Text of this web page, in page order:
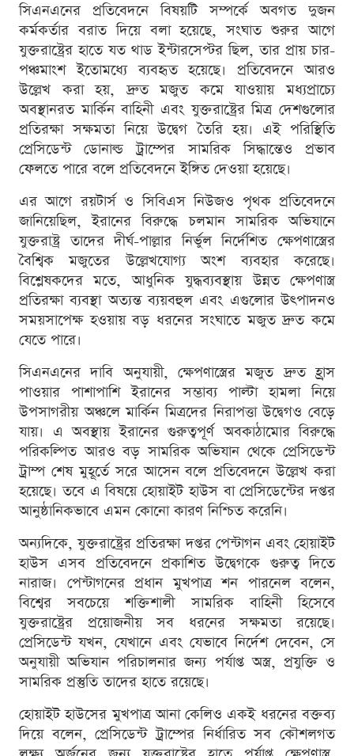
সিএনএনের প্রতিবেদনে বিষয়টি সম্পর্কে অবগত দুজন
কর্মকর্তার বরাত দিয়ে বলা হয়েছে, সংঘাত শুরুর আগে
যুক্তরাষ্ট্রের হাতে যত থাড ইন্টারসেপ্টর ছিল, তার প্রায় চার-
পঞ্চমাংশ ইতোমধ্যে ব্যবহৃত হয়েছে। প্রতিবেদনে আরও
উল্লেখ করা হয়, দ্রুত মজুত কমে যাওয়ায় মধ্যপ্রাচ্যে
অবস্থানরত মার্কিন বাহিনী এবং যুক্তরাষ্ট্রের মিত্র দেশগুলোর
প্রতিরক্ষা সক্ষমতা নিয়ে উদ্বেগ তৈরি হয়। এই পরিস্থিতি
প্রেসিডেন্ট ডোনাল্ড ট্রাম্পের সামরিক সিদ্ধান্তেও প্রভাব
ফেলতে পারে বলে প্রতিবেদনে ইঙ্গিত দেওয়া হয়েছে।
এর আগে রয়টার্স ও সিবিএস নিউজও পৃথক প্রতিবেদনে
জানিয়েছিল, ইরানের বিরুদ্ধে চলমান সামরিক অভিযানে
যুক্তরাষ্ট্র তাদের দীর্ঘ-পাল্লার নির্ভুল নির্দেশিত ক্ষেপণাস্ত্রের
বৈশ্বিক মজুতের উল্লেখযোগ্য অংশ ব্যবহার করেছে।
বিশ্লেষকদের মতে, আধুনিক যুদ্ধব্যবস্থায় উন্নত ক্ষেপণাস্ত্র
প্রতিরক্ষা ব্যবস্থা অত্যন্ত ব্যয়বহুল এবং এগুলোর উৎপাদনও
সময়সাপেক্ষ হওয়ায় বড় ধরনের সংঘাতে মজুত দ্রুত কমে
যেতে পারে।
সিএনএনের দাবি অনুযায়ী, ক্ষেপণাস্ত্রের মজুত দ্রুত হ্রাস
পাওয়ার পাশাপাশি ইরানের সম্ভাব্য পাল্টা হামলা নিয়ে
উপসাগরীয় অঞ্চলে মার্কিন মিত্রদের নিরাপত্তা উদ্বেগও বেড়ে
যায়। এ অবস্থায় ইরানের গুরুত্বপূর্ণ অবকাঠামোর বিরুদ্ধে
পরিকল্পিত আরও বড় সামরিক অভিযান থেকে প্রেসিডেন্ট
ট্রাম্প শেষ মুহূর্তে সরে আসেন বলে প্রতিবেদনে উল্লেখ করা
হয়েছে। তবে এ বিষয়ে হোয়াইট হাউস বা প্রেসিডেন্টের দপ্তর
আনুষ্ঠানিকভাবে এমন কোনো কারণ নিশ্চিত করেনি।
অন্যদিকে, যুক্তরাষ্ট্রের প্রতিরক্ষা দপ্তর পেন্টাগন এবং হোয়াইট
হাউস এসব প্রতিবেদনে প্রকাশিত উদ্বেগকে গুরুত্ব দিতে
নারাজ। পেন্টাগনের প্রধান মুখপাত্র শন পারনেল বলেন,
বিশ্বের সবচেয়ে শক্তিশালী সামরিক বাহিনী হিসেবে
যুক্তরাষ্ট্রের প্রয়োজনীয় সব ধরনের সক্ষমতা রয়েছে।
প্রেসিডেন্ট যখন, যেখানে এবং যেভাবে নির্দেশ দেবেন, সে
অনুযায়ী অভিযান পরিচালনার জন্য পর্যাপ্ত অস্ত্র, প্রযুক্তি ও
সামরিক প্রস্তুতি তাদের হাতে রয়েছে।
হোয়াইট হাউসের মুখপাত্র আনা কেলিও একই ধরনের বক্তব্য
দিয়ে বলেন, প্রেসিডেন্ট ট্রাম্পের নির্ধারিত সব কৌশলগত